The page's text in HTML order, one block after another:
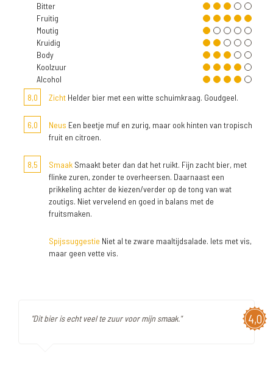
Bitter
Fruitig
Moutig
Kruidig
Body
Koolzuur
Alcohol
8,0
Zicht Helder bier met een witte schuimkraag. Goudgeel.
6,0 Neus Een beetje muf en zurig, maar ook hinten van tropisch
fruit en citroen.
8,5 Smaak Smaakt beter dan dat het ruikt. Fijn zacht bier, met
flinke zuren, zonder te overheersen. Daarnaast een
prikkeling achter de kiezen/verder op de tong van wat
zoutigs. Niet vervelend en goed in balans met de
fruitsmaken.
Spijssuggestie Niet al te zware maaltijdsalade. Iets met vis,
maar geen vette vis.
4,0
"Dit bier is echt veel te zuur voor mijn smaak."